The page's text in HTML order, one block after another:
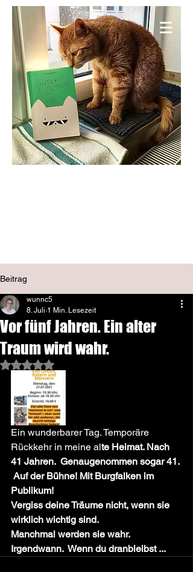
KNIESELS WELT
Beitrag
Vor fünf Jahren. Ein alter
Traum wird wahr.
wunnc5
8. Juli 1 Min. Lesezeit
Mit NaN von 5 Sternen bewertet.
Ein wunderbarer Tag. Temporäre
Rückkehr in meine alte Heimat. Nach
41 Jahren.  Genaugenommen sogar 41.
Auf der Bühne! Mit Burgfalken im
Publikum!
Vergiss deine Träume nicht, wenn sie
wirklich wichtig sind.
Manchmal werden sie wahr.
Irgendwann.  Wenn du dranbleibst ...